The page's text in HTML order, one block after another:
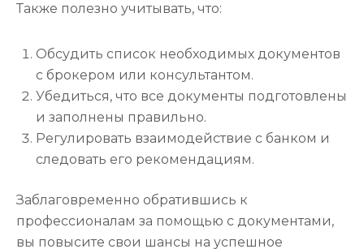
Также полезно учитывать, что:
Обсудить список необходимых документов
с брокером или консультантом.
Убедиться, что все документы подготовлены
и заполнены правильно.
Регулировать взаимодействие с банком и
следовать его рекомендациям.
Заблаговременно обратившись к
профессионалам за помощью с документами,
вы повысите свои шансы на успешное